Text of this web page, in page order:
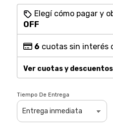
Elegí cómo pagar y
OFF
6 cuotas sin interés
Ver cuotas y descuentos
Tiempo De Entrega